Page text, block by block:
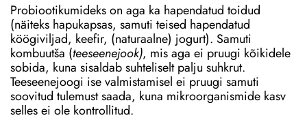
Probiootikumideks on aga ka hapendatud toidud
(näiteks hapukapsas, samuti teised hapendatud
köögiviljad, keefir, (naturaalne) jogurt). Samuti
kombuutša (teeseenejook), mis aga ei pruugi kõikidele
sobida, kuna sisaldab suhteliselt palju suhkrut.
Teeseenejoogi ise valmistamisel ei pruugi samuti
soovitud tulemust saada, kuna mikroorganismide kasv
selles ei ole kontrollitud.